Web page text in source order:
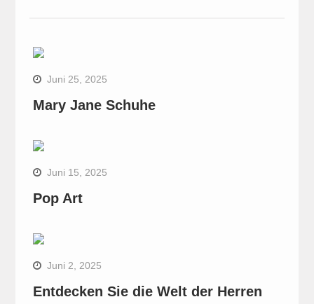
Juni 25, 2025
Mary Jane Schuhe
Juni 15, 2025
Pop Art
Juni 2, 2025
Entdecken Sie die Welt der Herren